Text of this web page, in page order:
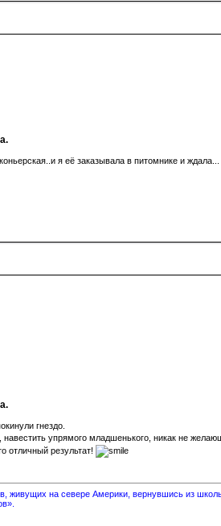
я её заказывала в питомнике и
гнездо.
упрямого младшенького, никак не
отличный результат!
живущих на севере Америки, вернувшись из